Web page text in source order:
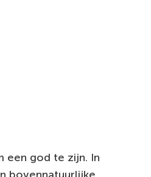
een god te zijn. In
bovennatuurlijke